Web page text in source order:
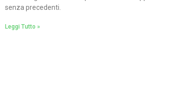
senza precedenti.
Leggi Tutto »